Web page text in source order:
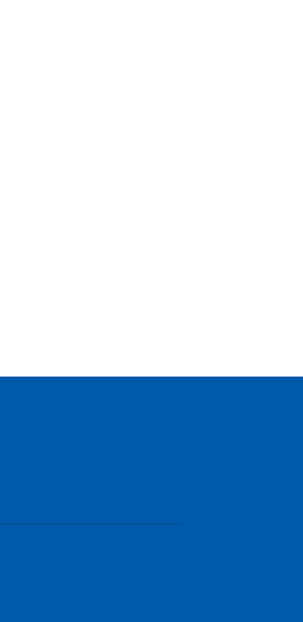
continuar.